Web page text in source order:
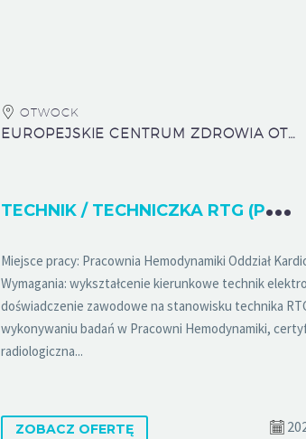
OTWOCK
EUROPEJSKIE CENTRUM ZDROWIA OTWOCK SP. Z O.O.
T
ECHNIK / TECHNICZKA RTG (PRACOWNIA HEMODYNAMIKI)
Miejsce pracy: Pracownia Hemodynamiki Oddział
Wymagania: wykształcenie kierunkowe technik
doświadczenie zawodowe na stanowisku technika
wykonywaniu badań w Pracowni Hemodynamiki,
radiologiczna...
ZOBACZ OFERTĘ